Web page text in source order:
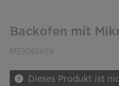
Backofen mit
MEK45KIX
Dieses Produkt ist